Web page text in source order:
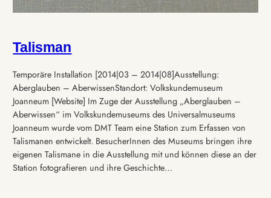
Talisman
Temporäre Installation [2014|03 – 2014|08]Ausstellung:
Aberglauben – AberwissenStandort: Volkskundemuseum
Joanneum [Website] Im Zuge der Ausstellung „Aberglauben –
Aberwissen“ im Volkskundemuseums des Universalmuseums
Joanneum wurde vom DMT Team eine Station zum Erfassen von
Talismanen entwickelt. BesucherInnen des Museums bringen ihre
eigenen Talismane in die Ausstellung mit und können diese an der
Station fotografieren und ihre Geschichte…